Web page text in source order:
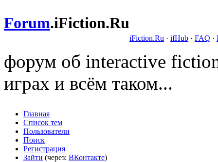
Forum.iFiction.Ru
iFiction.Ru · ifHub · FAQ ·
форум об interactive
играх и всём таком...
Главная
Список тем
Пользователи
Поиск
Регистрация
Зайти (через: ВКонтакте)